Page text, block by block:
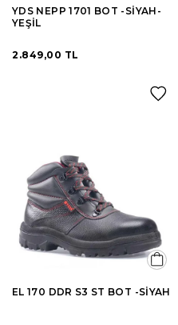
YDS NEPP 1701 BOT -SİYAH-
YEŞİL
2.849,00 TL
EL 170 DDR S3 ST BOT -SİYAH